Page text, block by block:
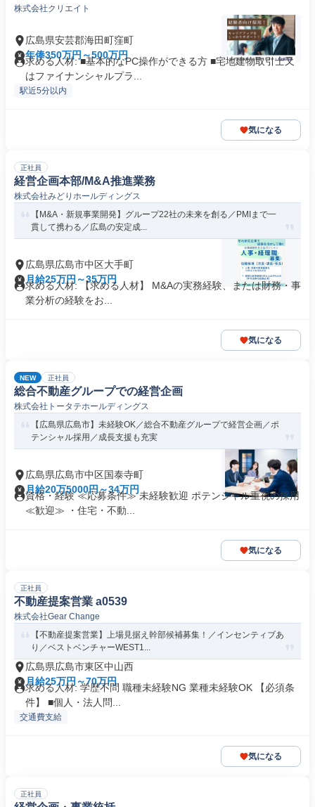
株式会社クリエイト
広島県安芸郡海田町窪町
年俸350万円～500万円
求める人材: ■基本的なPC操作ができる方 ■宅地建物取引士又
はファイナンシャルプラ...
駅近5分以内
気になる
正社員
経営企画本部/M&A推進業務
株式会社みどりホールディングス
【M&A・新規事業開発】グループ22社の未来を創る／PMIまで一
貫して携わる／広島の安定成...
広島県広島市中区大手町
月給25万円～35万円
求める人材: 【求める人材】 M&Aの実務経験、または財務・事
業分析の経験をお...
気になる
NEW 正社員
総合不動産グループでの経営企画
株式会社トータテホールディングス
【広島県広島市】未経験OK／総合不動産グループで経営企画／ポ
テンシャル採用／成長支援も充実
広島県広島市中区国泰寺町
月給20万5000円～34万円
資格・経験 ≪応募条件≫ 未経験歓迎 ポテンシャル重視の採用
≪歓迎≫ ・住宅・不動...
気になる
正社員
不動産提案営業 a0539
株式会社Gear Change
【不動産提案営業】上場見据え幹部候補募集！／インセンティブあ
り／ベストベンチャーWEST1...
広島県広島市東区中山西
月給25万円～70万円
求める人材: 学歴不問 職種未経験NG 業種未経験OK 【必須条
件】 ■個人・法人問...
交通費支給
気になる
正社員